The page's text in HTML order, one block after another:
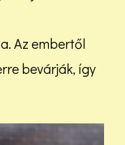
Az embertől
bevárják, így